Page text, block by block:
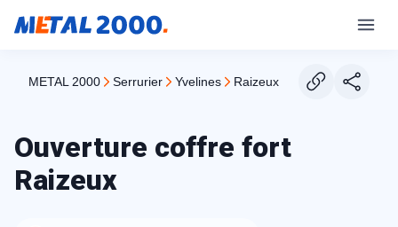
METAL 2000 serrurier yvelines raizeux
Ouverture coffre fort
Raizeux